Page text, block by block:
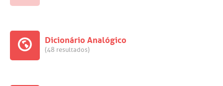
Dicionário Analógico
(48 resultados)